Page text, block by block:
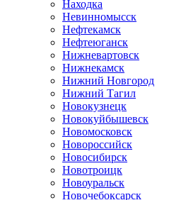
Находка
Невинномысск
Нефтекамск
Нефтеюганск
Нижневартовск
Нижнекамск
Нижний Новгород
Нижний Тагил
Новокузнецк
Новокуйбышевск
Новомосковск
Новороссийск
Новосибирск
Новотроицк
Новоуральск
Новочебоксарск